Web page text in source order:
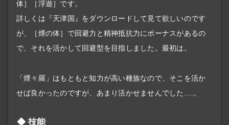
体］［浮遊］です。
詳しくは『天津国』をダウンロードして見て欲しいのです
が、［煙の体］で回避力と精神抵抗力にボーナスがあるの
で、それを活かして回避型を目指しました。最初は。
「煙々羅」はもともと知力が高い種族なので、そこを活か
せば良かったのですが、あまり活かせませんでした……。
技能